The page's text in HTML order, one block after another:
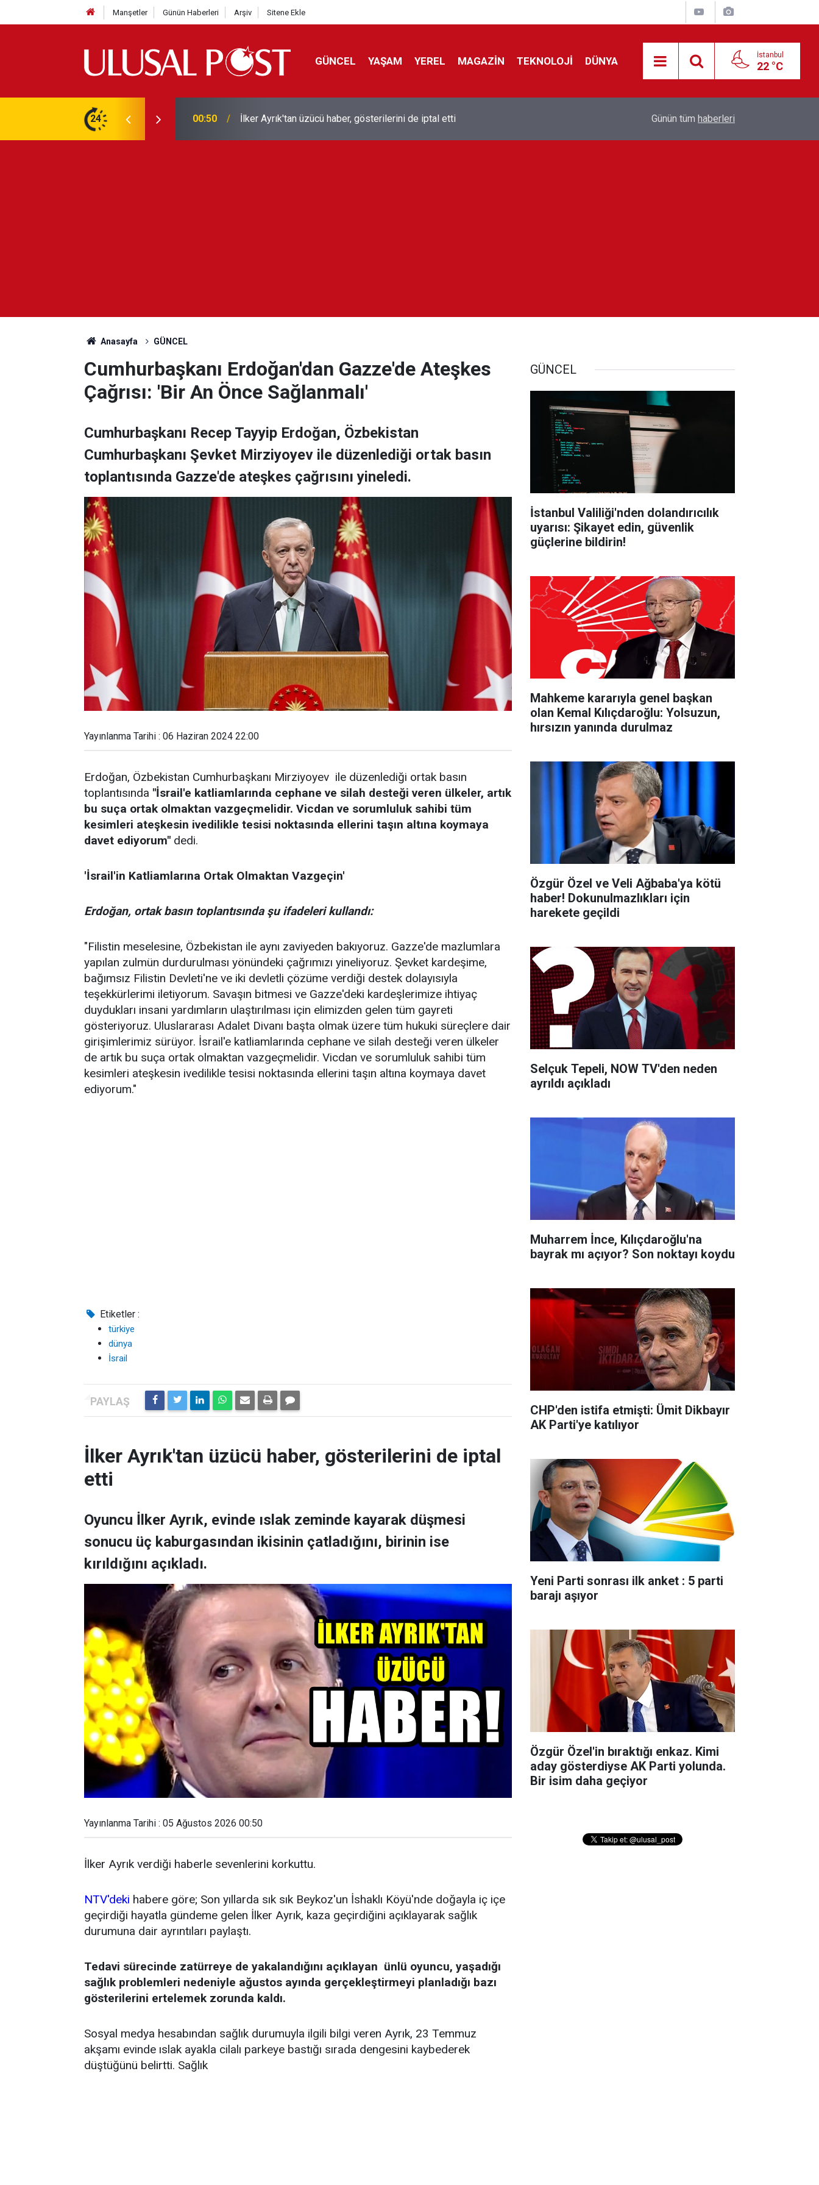
Manşetler Günün Haberleri Arşiv Sitene Ekle
GÜNCEL YAŞAM YEREL MAGAZİN TEKNOLOJİ DÜNYA İstanbul
22 °C
24 00:39
Liverpool efsanesi Mısırlı yıldız Mohamed Salah Trabzonspor ile anlaştı!
Yarın geliyor
Feridun Düzağaç sahnelere ara verdi: ''En az
Günün tüm haberleri
Anasayfa GÜNCEL
Cumhurbaşkanı Erdoğan'dan Gazze'de Ateşkes
Çağrısı: 'Bir An Önce Sağlanmalı'
Cumhurbaşkanı Recep Tayyip Erdoğan, Özbekistan
Cumhurbaşkanı Şevket Mirziyoyev ile düzenlediği ortak basın
toplantısında Gazze'de ateşkes çağrısını yineledi.
Yayınlanma Tarihi : 06 Haziran 2024 22:00
Erdoğan, Özbekistan Cumhurbaşkanı Mirziyoyev ile düzenlediği ortak basın
toplantısında "İsrail'e katliamlarında cephane ve silah desteği veren ülkeler, artık
bu suça ortak olmaktan vazgeçmelidir. Vicdan ve sorumluluk sahibi tüm
kesimleri ateşkesin ivedilikle tesisi noktasında ellerini taşın altına koymaya
davet ediyorum" dedi.
'İsrail'in Katliamlarına Ortak Olmaktan Vazgeçin'
Erdoğan, ortak basın toplantısında şu ifadeleri kullandı:
"Filistin meselesine, Özbekistan ile aynı zaviyeden bakıyoruz. Gazze'de mazlumlara
yapılan zulmün durdurulması yönündeki çağrımızı yineliyoruz. Şevket kardeşime,
bağımsız Filistin Devleti'ne ve iki devletli çözüme verdiği destek dolayısıyla
teşekkürlerimi iletiyorum. Savaşın bitmesi ve Gazze'deki kardeşlerimize ihtiyaç
duydukları insani yardımların ulaştırılması için elimizden gelen tüm gayreti
gösteriyoruz. Uluslararası Adalet Divanı başta olmak üzere tüm hukuki süreçlere dair
girişimlerimiz sürüyor. İsrail'e katliamlarında cephane ve silah desteği veren ülkeler
de artık bu suça ortak olmaktan vazgeçmelidir. Vicdan ve sorumluluk sahibi tüm
kesimleri ateşkesin ivedilikle tesisi noktasında ellerini taşın altına koymaya davet
ediyorum."
Etiketler :
türkiye
dünya
İsrail
İlker Ayrık'tan üzücü haber, gösterilerini de iptal
etti
Oyuncu İlker Ayrık, evinde ıslak zeminde kayarak düşmesi
sonucu üç kaburgasından ikisinin çatladığını, birinin ise
kırıldığını açıkladı.
Yayınlanma Tarihi : 05 Ağustos 2026 00:50
İlker Ayrık verdiği haberle sevenlerini korkuttu.
NTV'deki habere göre; Son yıllarda sık sık Beykoz'un İshaklı Köyü'nde doğayla iç içe
geçirdiği hayatla gündeme gelen İlker Ayrık, kaza geçirdiğini açıklayarak sağlık
durumuna dair ayrıntıları paylaştı.
Tedavi sürecinde zatürreye de yakalandığını açıklayan ünlü oyuncu, yaşadığı
sağlık problemleri nedeniyle ağustos ayında gerçekleştirmeyi planladığı bazı
gösterilerini ertelemek zorunda kaldı.
Sosyal medya hesabından sağlık durumuyla ilgili bilgi veren Ayrık, 23 Temmuz
akşamı evinde ıslak ayakla cilalı parkeye bastığı sırada dengesini kaybederek
düştüğünü belirtti. Sağlık
GÜNCEL
İstanbul Valiliği'nden dolandırıcılık
uyarısı: Şikayet edin, güvenlik
güçlerine bildirin!
Mahkeme kararıyla genel başkan
olan Kemal Kılıçdaroğlu: Yolsuzun,
hırsızın yanında durulmaz
Özgür Özel ve Veli Ağbaba'ya kötü
haber! Dokunulmazlıkları için
harekete geçildi
Selçuk Tepeli, NOW TV'den neden
ayrıldı açıkladı
Muharrem İnce, Kılıçdaroğlu'na
bayrak mı açıyor? Son noktayı koydu
CHP'den istifa etmişti: Ümit Dikbayır
AK Parti'ye katılıyor
Yeni Parti sonrası ilk anket : 5 parti
barajı aşıyor
Özgür Özel'in bıraktığı enkaz. Kimi
aday gösterdiyse AK Parti yolunda.
Bir isim daha geçiyor